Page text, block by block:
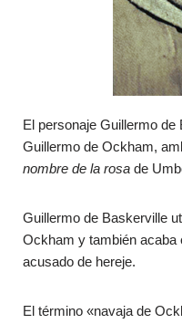
El personaje Guillermo
Guillermo de Ockham, a
nombre de la rosa de
Guillermo de Baskerville
Ockham y también acaba
acusado de hereje.
El término «navaja de